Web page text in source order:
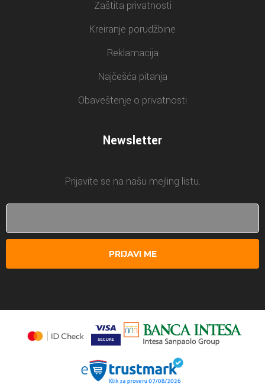
Zaštita privatnosti
Kreiranje porudžbine
Reklamacija
Najčešća pitanja
Obaveštenje o privatnosti
Newsletter
Prijavite se na našu mejling listu.
PRIJAVI ME